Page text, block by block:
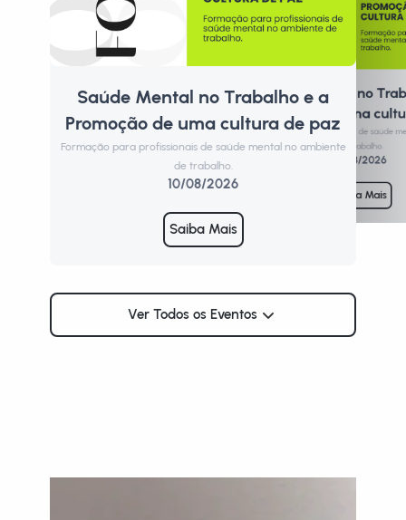
Saúde Mental no Trabalho e a
Promoção de uma cultura de paz
Formação para profissionais de saúde mental no ambiente
de trabalho.
10/08/2026
Saiba Mais
Saúde Mental no
Promoção de uma
Formação para profissionais de saúde
de trabalho.
11/08/2026
Saiba Mais
Ver Todos os Eventos